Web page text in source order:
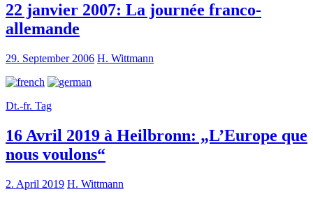
22 janvier 2007: La journée franco-
allemande
29. September 2006 H. Wittmann
Dt.-fr. Tag
16 Avril 2019 à Heilbronn: „L’Europe que
nous voulons“
2. April 2019 H. Wittmann